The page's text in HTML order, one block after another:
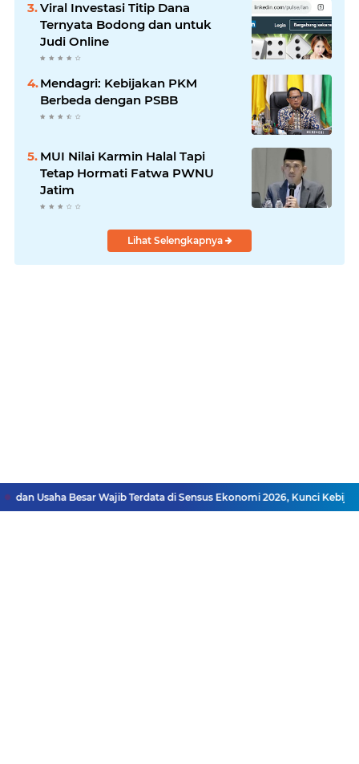
Viral Investasi Titip Dana
Ternyata Bodong dan untuk
Judi Online
Mendagri: Kebijakan PKM
Berbeda dengan PSBB
MUI Nilai Karmin Halal Tapi
Tetap Hormati Fatwa PWNU
Jatim
Lihat Selengkapnya
Usaha Besar Wajib Terdata di Sensus Ekonomi 2026, Kunci Kebijakan